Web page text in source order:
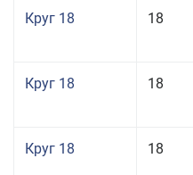
Круг 18 18
Круг 18 18
Круг 18 18